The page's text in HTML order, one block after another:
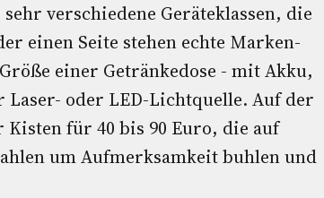
verschiedene Geräteklassen, die
einen Seite stehen echte Marken-
einer Getränkedose - mit Akku,
oder LED-Lichtquelle. Auf der
Kisten für 40 bis 90 Euro, die auf
um Aufmerksamkeit buhlen und